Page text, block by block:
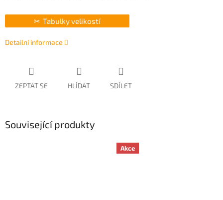
Tabulky velikostí
Detailní informace
ZEPTAT SE HLÍDAT SDÍLET
Související produkty
Akce